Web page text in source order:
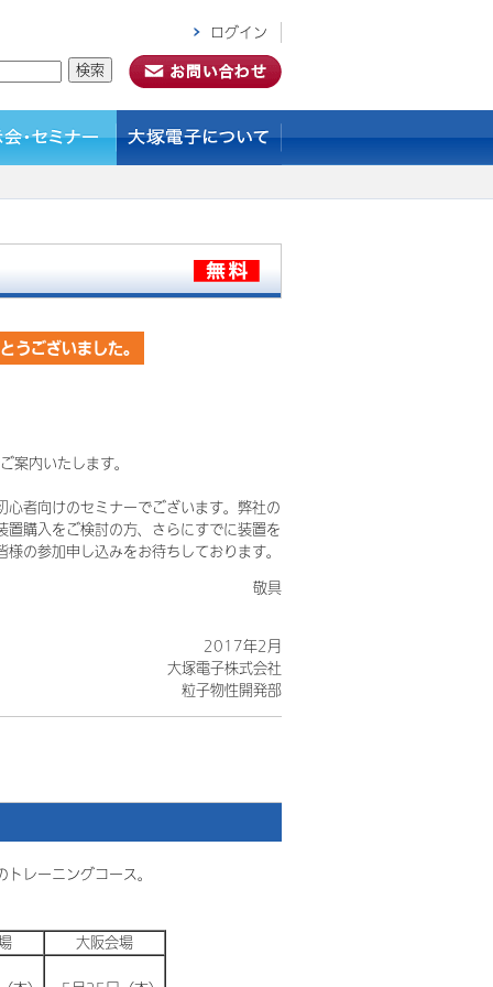
ログイン
うございました。
内いたします。
者向けのセミナーでございます。弊社の
購入をご検討の方、さらにすでに装置を
の参加申し込みをお待ちしております。
敬具
2017年2月
大塚電子株式会社
粒子物性開発部
レーニングコース。
大阪会場